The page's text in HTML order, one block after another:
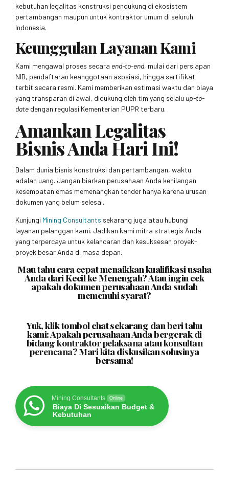
kebutuhan legalitas konstruksi pendukung di ekosistem
pertambangan maupun untuk kontraktor umum di seluruh
Indonesia.
Keunggulan Layanan Kami
Kami mengawal proses secara end-to-end, mulai dari persiapan
NIB, pendaftaran keanggotaan asosiasi, hingga sertifikat
terbit secara resmi. Kami memberikan estimasi waktu dan biaya
yang transparan di awal, didukung oleh tim yang selalu up-to-
date dengan regulasi Kementerian PUPR terbaru.
Amankan Legalitas
Bisnis Anda Hari Ini!
Dalam dunia bisnis konstruksi dan pertambangan, waktu
adalah uang. Jangan biarkan perusahaan Anda kehilangan
kesempatan emas memenangkan tender hanya karena urusan
dokumen yang belum selesai.
Kunjungi Mining Consultants sekarang juga atau hubungi
layanan pelanggan kami. Jadikan kami mitra strategis Anda
yang terpercaya untuk kelancaran dan kesuksesan proyek-
proyek besar Anda di masa depan.
Mau tahu cara cepat menaikkan kualifikasi usaha
Anda dari Kecil ke Menengah? Atau ingin cek
apakah dokumen perusahaan Anda sudah
memenuhi syarat?
Yuk, klik tombol chat sekarang dan beri tahu
kami: Apakah perusahaan Anda bergerak di
bidangkontraktor pelaksana ataukonsultan
perencana? Mari kita diskusikan solusinya
bersama!
Mining Consultants Online
Biaya Di Sesuaikan Budget &
Kebutuhan